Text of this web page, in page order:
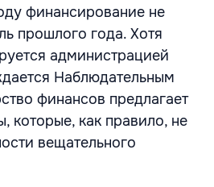
финансирование не
прошлого года. Хотя
администрацией
Наблюдательным
финансов предлагает
которые, как правило, не
вещательного